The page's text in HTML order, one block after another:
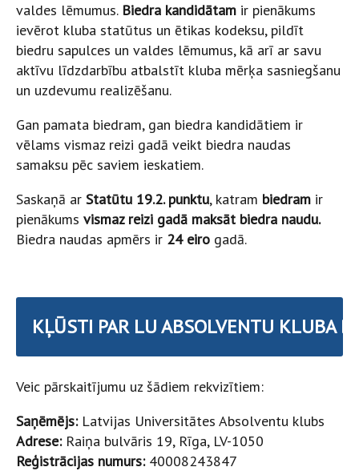
valdes lēmumus. Biedra kandidātam ir pienākums
ievērot kluba statūtus un ētikas kodeksu, pildīt
biedru sapulces un valdes lēmumus, kā arī ar savu
aktīvu līdzdarbību atbalstīt kluba mērķa sasniegšanu
un uzdevumu realizēšanu.
Gan pamata biedram, gan biedra kandidātiem ir
vēlams vismaz reizi gadā veikt biedra naudas
samaksu pēc saviem ieskatiem.
Saskaņā ar Statūtu 19.2. punktu, katram biedram ir
pienākums vismaz reizi gadā maksāt biedra naudu.
Biedra naudas apmērs ir 24 eiro gadā.
KĻŪSTI PAR LU ABSOLVENTU KLUBA
Veic pārskaitījumu uz šādiem rekvizītiem:
Saņēmējs:Latvijas Universitātes Absolventu klubs
Adrese:Raiņa bulvāris 19, Rīga, LV-1050
Reģistrācijas numurs:40008243847